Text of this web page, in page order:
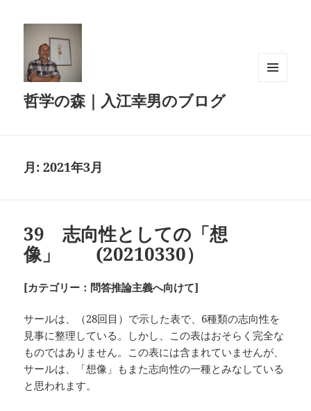
哲学の森｜入江幸男のブログ
月:2021年3月
39 志向性としての「想
像」 (20210330）
[カテゴリー：問答推論主義へ向けて]
サールは、（28回目）で示した表で、6種類の志向性を
見事に整理している。しかし、この表はおそらく完全な
ものではありません。この表には含まれていませんが、
サールは、「想像」もまた志向性の一種とみなしている
と思われます。